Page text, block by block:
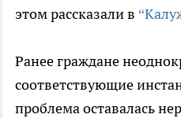
этом рассказали в
Ранее граждане
соответствующие
проблема оставалась